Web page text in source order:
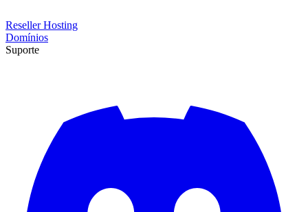
Reseller Hosting
Domínios
Suporte